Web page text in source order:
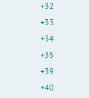
+32
+33
+34
+35
+39
+40